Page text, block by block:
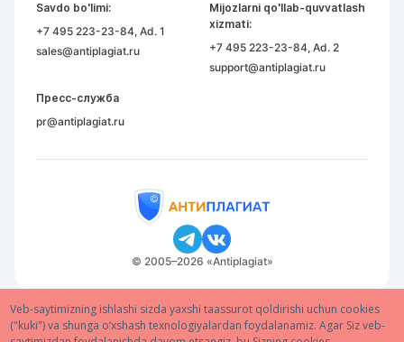
Veb-saytimizning ishlashi sizda yaxshi taassurot qoldirishi uchun cookies
("kuki") va shunga o‘xshash texnologiyalardan foydalanamiz. Agar Siz veb-
Savdo bo'limi:
+7 495 223-23-84, Ad. 1
sales@antiplagiat.ru
Mijozlarni qo'llab-quvvatlash
xizmati:
+7 495 223-23-84, Ad. 2
support@antiplagiat.ru
Пресс-служба
pr@antiplagiat.ru
© 2005–2026 «Antiplagiat»